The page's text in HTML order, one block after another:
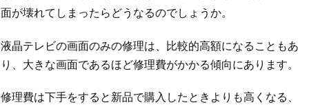
面が壊れてしまったらどうなるのでしょうか。
液晶テレビの画面のみの修理は、比較的高額になることもあ
り、大きな画面であるほど修理費がかかる傾向にあります。
修理費は下手をすると新品で購入したときよりも高くなる、